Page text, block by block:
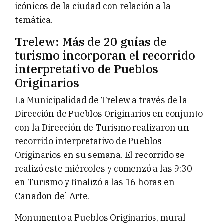
icónicos de la ciudad con relación a la
temática.
Trelew: Más de 20 guías de
turismo incorporan el recorrido
interpretativo de Pueblos
Originarios
La Municipalidad de Trelew a través de la
Dirección de Pueblos Originarios en conjunto
con la Dirección de Turismo realizaron un
recorrido interpretativo de Pueblos
Originarios en su semana. El recorrido se
realizó este miércoles y comenzó a las 9:30
en Turismo y finalizó a las 16 horas en
Cañadon del Arte.
Monumento a Pueblos Originarios, mural